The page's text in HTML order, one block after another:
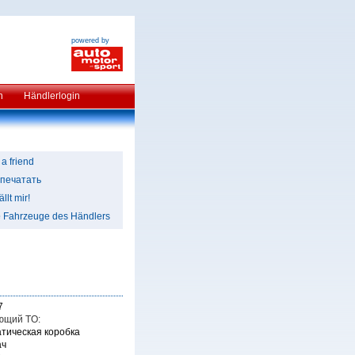
powered by
Händlerlogin
friend
mir!
Fahrzeuge des Händlers
TO:
коробка